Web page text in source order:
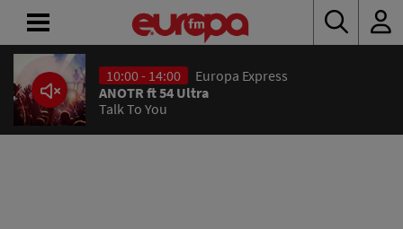
10:00 - 14:00
Europa Express
ANOTR ft 54 Ultra
Talk To You
ACASĂ
ȘTIRI